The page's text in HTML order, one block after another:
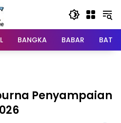
BANGKA BABAR
Penyampaian